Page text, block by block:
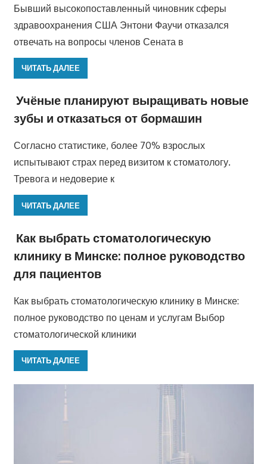
Бывший высокопоставленный чиновник сферы
здравоохранения США Энтони Фаучи отказался
отвечать на вопросы членов Сената в
ЧИТАТЬ ДАЛЕЕ
Учёные планируют выращивать новые
зубы и отказаться от бормашин
Согласно статистике, более 70% взрослых
испытывают страх перед визитом к стоматологу.
Тревога и недоверие к
ЧИТАТЬ ДАЛЕЕ
Как выбрать стоматологическую
клинику в Минске: полное руководство
для пациентов
Как выбрать стоматологическую клинику в Минске:
полное руководство по ценам и услугам Выбор
стоматологической клиники
ЧИТАТЬ ДАЛЕЕ